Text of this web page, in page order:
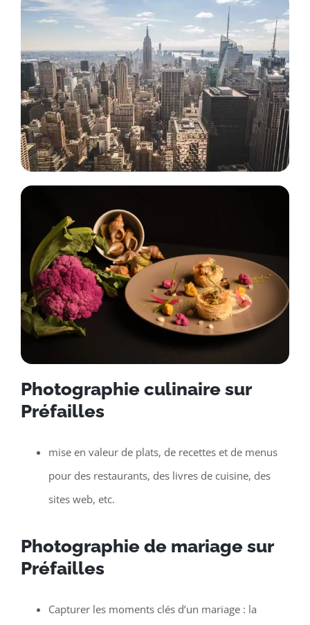
Photographie culinaire sur
Préfailles
mise en valeur de plats, de recettes et de menus
pour des restaurants, des livres de cuisine, des
sites web, etc.
Photographie de mariage sur
Préfailles
Capturer les moments clés d’un mariage : la